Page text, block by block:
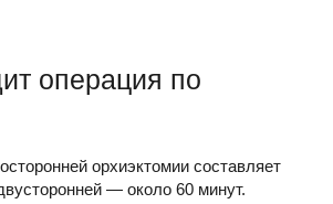
операция по
орхиэктомии составляет
— около 60 минут.